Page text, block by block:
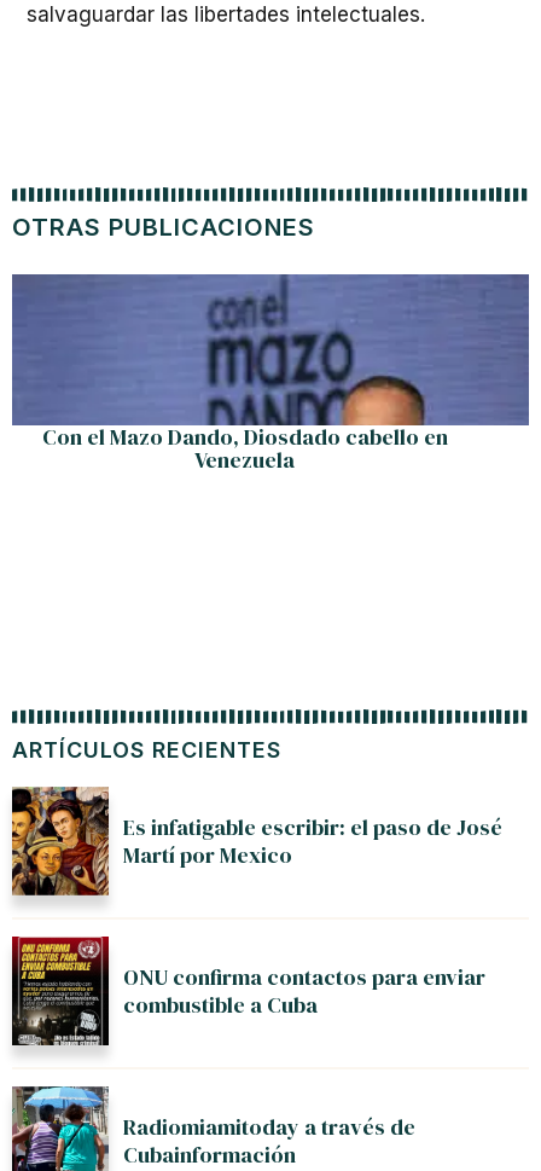
salvaguardar las libertades intelectuales.
ARTÍCULOS RECIENTES
Es infatigable escribir: el paso de José
Martí por Mexico
ONU confirma contactos para enviar
combustible a Cuba
Radiomiamitoday a través de
Cubainformación
OTRAS PUBLICACIONES
Con el Mazo Dando, Diosdado cabello en
Venezuela